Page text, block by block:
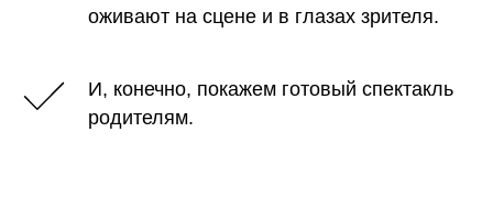
оживают на сцене и в глазах зрителя.
И, конечно, покажем готовый спектакль
родителям.